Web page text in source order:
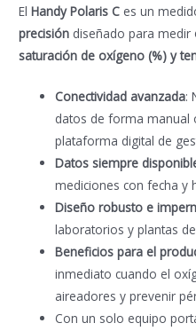
El Handy Polaris Ces un
precisióndiseñado para medir
saturación de oxígeno (%) y
Conectividad avanzada:
datos de forma manual
plataforma digital de
Datos siempre
mediciones con fecha y
Diseño robusto e
laboratorios y plantas
Beneficios para el
inmediato cuando el
aireadores y prevenir
Con un solo equipo